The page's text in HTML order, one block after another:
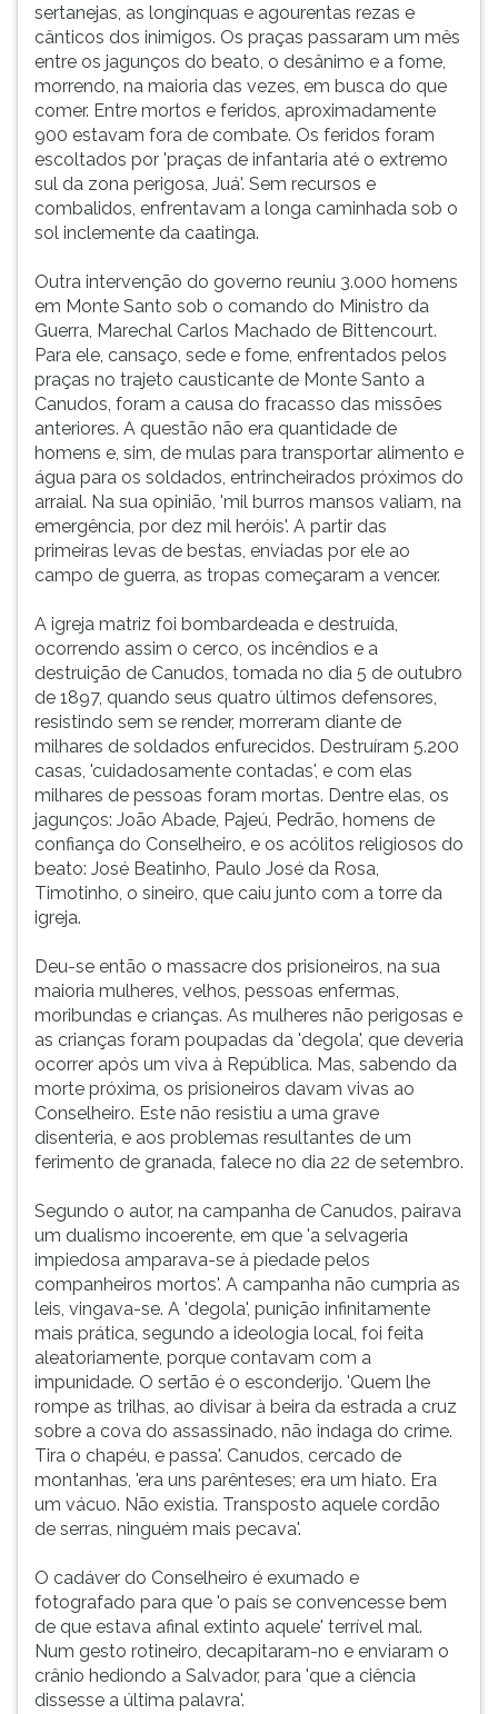
sertanejas, as longínquas e agourentas rezas e
cânticos dos inimigos. Os praças passaram um mês
entre os jagunços do beato, o desânimo e a fome,
morrendo, na maioria das vezes, em busca do que
comer. Entre mortos e feridos, aproximadamente
900 estavam fora de combate. Os feridos foram
escoltados por 'praças de infantaria até o extremo
sul da zona perigosa, Juá'. Sem recursos e
combalidos, enfrentavam a longa caminhada sob o
sol inclemente da caatinga.
Outra intervenção do governo reuniu 3.000 homens
em Monte Santo sob o comando do Ministro da
Guerra, Marechal Carlos Machado de Bittencourt.
Para ele, cansaço, sede e fome, enfrentados pelos
praças no trajeto causticante de Monte Santo a
Canudos, foram a causa do fracasso das missões
anteriores. A questão não era quantidade de
homens e, sim, de mulas para transportar alimento e
água para os soldados, entrincheirados próximos do
arraial. Na sua opinião, 'mil burros mansos valiam, na
emergência, por dez mil heróis'. A partir das
primeiras levas de bestas, enviadas por ele ao
campo de guerra, as tropas começaram a vencer.
A igreja matriz foi bombardeada e destruída,
ocorrendo assim o cerco, os incêndios e a
destruição de Canudos, tomada no dia 5 de outubro
de 1897, quando seus quatro últimos defensores,
resistindo sem se render, morreram diante de
milhares de soldados enfurecidos. Destruíram 5.200
casas, 'cuidadosamente contadas', e com elas
milhares de pessoas foram mortas. Dentre elas, os
jagunços: João Abade, Pajeú, Pedrão, homens de
confiança do Conselheiro, e os acólitos religiosos do
beato: José Beatinho, Paulo José da Rosa,
Timotinho, o sineiro, que caiu junto com a torre da
igreja.
Deu-se então o massacre dos prisioneiros, na sua
maioria mulheres, velhos, pessoas enfermas,
moribundas e crianças. As mulheres não perigosas e
as crianças foram poupadas da 'degola', que deveria
ocorrer após um viva à República. Mas, sabendo da
morte próxima, os prisioneiros davam vivas ao
Conselheiro. Este não resistiu a uma grave
disenteria, e aos problemas resultantes de um
ferimento de granada, falece no dia 22 de setembro.
Segundo o autor, na campanha de Canudos, pairava
um dualismo incoerente, em que 'a selvageria
impiedosa amparava-se à piedade pelos
companheiros mortos'. A campanha não cumpria as
leis, vingava-se. A 'degola', punição infinitamente
mais prática, segundo a ideologia local, foi feita
aleatoriamente, porque contavam com a
impunidade. O sertão é o esconderijo. 'Quem lhe
rompe as trilhas, ao divisar à beira da estrada a cruz
sobre a cova do assassinado, não indaga do crime.
Tira o chapéu, e passa'. Canudos, cercado de
montanhas, 'era uns parênteses; era um hiato. Era
um vácuo. Não existia. Transposto aquele cordão
de serras, ninguém mais pecava'.
O cadáver do Conselheiro é exumado e
fotografado para que 'o país se convencesse bem
de que estava afinal extinto aquele' terrível mal.
Num gesto rotineiro, decapitaram-no e enviaram o
crânio hediondo a Salvador, para 'que a ciência
dissesse a última palavra'.